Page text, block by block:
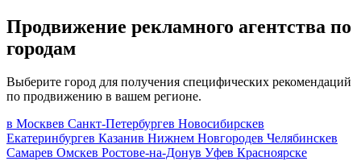
Продвижение рекламного агентства по
городам
Выберите город для получения специфических рекомендаций
по продвижению в вашем регионе.
в Москвев Санкт-Петербургев Новосибирскев
Екатеринбургев Казанив Нижнем Новгородев Челябинскев
Самарев Омскев Ростове-на-Донув Уфев Красноярске